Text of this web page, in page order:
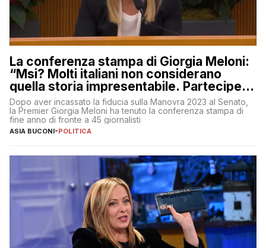
La conferenza stampa di Giorgia Meloni:
“Msi? Molti italiani non considerano
quella storia impresentabile. Parteciperò
al 25 aprile”
Dopo aver incassato la fiducia sulla Manovra 2023 al Senato,
la Premier Giorgia Meloni ha tenuto la conferenza stampa di
fine anno di fronte a 45 giornalisti
ASIA BUCONI-POLITICA